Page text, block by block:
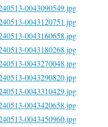
0043090549.jpg
0043120751.jpg
0043160658.jpg
0043180268.jpg
0043270048.jpg
0043290820.jpg
0043310429.jpg
0043420658.jpg
0043450960.jpg